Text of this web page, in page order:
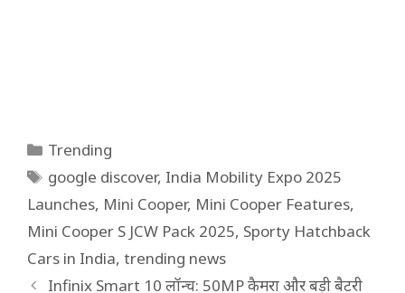
Categories
Trending
Tags
google discover, India Mobility Expo 2025
Launches, Mini Cooper, Mini Cooper Features,
Mini Cooper S JCW Pack 2025, Sporty Hatchback
Cars in India, trending news
Infinix Smart 10 लॉन्च: 50MP कैमरा और बड़ी बैटरी